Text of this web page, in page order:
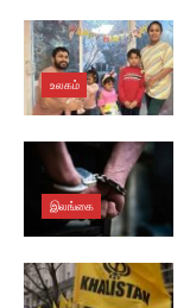
உலகம்
இலங்கை